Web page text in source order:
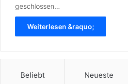
geschlossen…
Weiterlesen &raquo;
Beliebt Neueste